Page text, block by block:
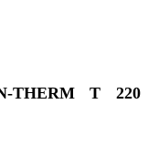
THERM T 220